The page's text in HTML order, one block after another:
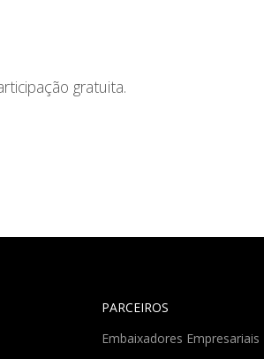
gratuita.
PARCEIROS
Embaixadores Empresariais